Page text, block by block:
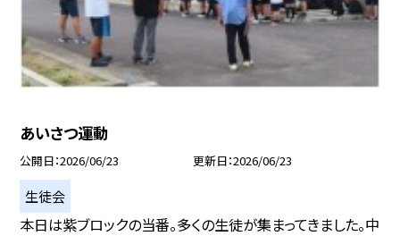
あいさつ運動
公開日 2026/06/23 更新日 2026/06/23
生徒会
本日は紫ブロックの当番。多くの生徒が集まってきました。中